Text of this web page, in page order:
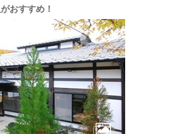
がおすすめ！